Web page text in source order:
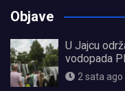
Objave
U Jajcu
vodopada
2 sata ago